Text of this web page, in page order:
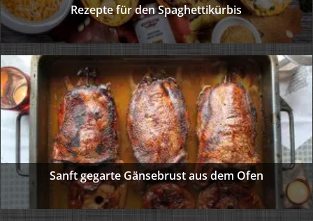
Rezepte für den Spaghettikürbis
Sanft gegarte Gänsebrust aus dem Ofen